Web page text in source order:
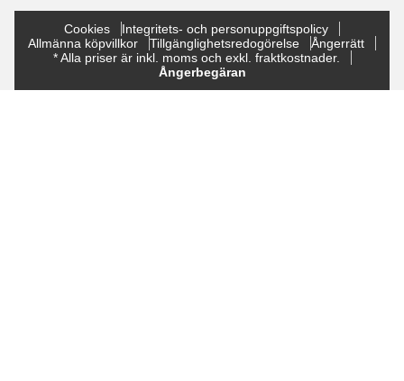
Cookies
Integritets- och personuppgiftspolicy
Allmänna köpvillkor
Tillgänglighetsredogörelse
Ångerrätt
* Alla priser är inkl. moms och exkl. fraktkostnader.
Ångerbegäran